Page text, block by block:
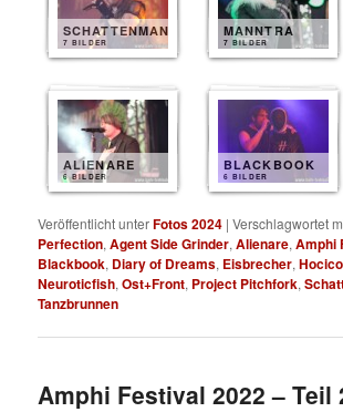
SCHATTENMANN
7 BILDER
MANNTRA
7 BILDER
ALIENARE
6 BILDER
BLACKBOOK
6 BILDER
Veröffentlicht unterFotos 2024 |Verschlagwortet
Perfection,Agent Side Grinder,Alienare,Amphi
Blackbook, Diary of Dreams, Eisbrecher,Hocico
Neuroticfish,Ost+Front, Project Pitchfork,
Tanzbrunnen
Amphi Festival 2022 – Teil